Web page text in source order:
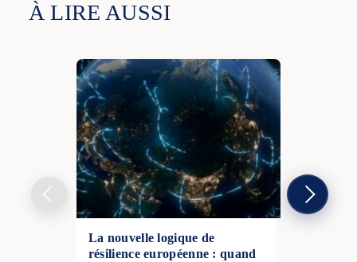
À LIRE AUSSI
La nouvelle logique de
résilience européenne : quand